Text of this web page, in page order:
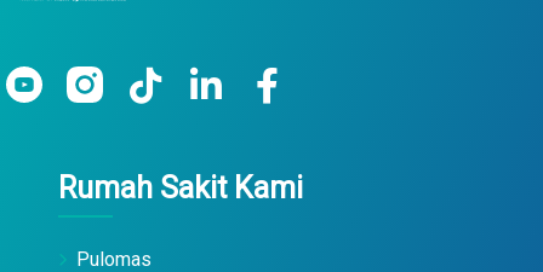
Rumah Sakit Kami
Pulomas